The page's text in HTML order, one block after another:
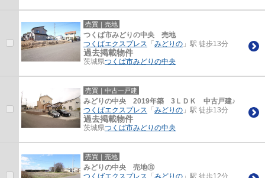
売買｜売地
つくば市みどりの中央 売地
つくばエクスプレス 「 みどりの 」駅 徒歩13分
過去掲載物件
茨城県つくば市みどりの中央
売買｜中古一戸建
みどりの中央 2019年築 3ＬＤＫ 中古戸建♪
つくばエクスプレス 「 みどりの 」駅 徒歩13分
過去掲載物件
茨城県つくば市みどりの中央
売買｜売地
みどりの中央 売地Ⓑ
つくばエクスプレス 「 みどりの 」駅 徒歩12分